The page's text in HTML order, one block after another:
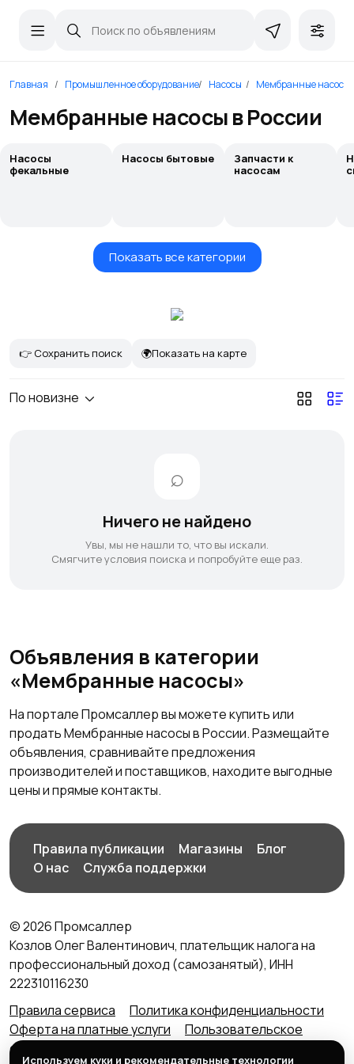
Главная Промышленное оборудование Насосы Мембранные насосы
Мембранные насосы в России
Насосы
фекальные
Насосы бытовые
Запчасти к
насосам
Показать все категории
👉 Сохранить поиск 🌍Показать на карте
По новизне
Ничего не найдено
Увы, мы не нашли то, что вы искали.
Смягчите условия поиска и попробуйте еще раз.
Объявления в категории
«Мембранные насосы»
На портале Промсаллер вы можете купить или
продать Мембранные насосы в России. Размещайте
объявления, сравнивайте предложения
производителей и поставщиков, находите выгодные
цены и прямые контакты.
Правила публикации Магазины
Блог
О нас
Служба поддержки
© 2026 Промсаллер
Козлов Олег Валентинович, плательщик налога на
профессиональный доход (самозанятый), ИНН
222310116230
Правила сервиса
Политика конфиденциальности
Оферта на платные услуги
Пользовательское
соглашение
Используем куки и рекомендательные технологии